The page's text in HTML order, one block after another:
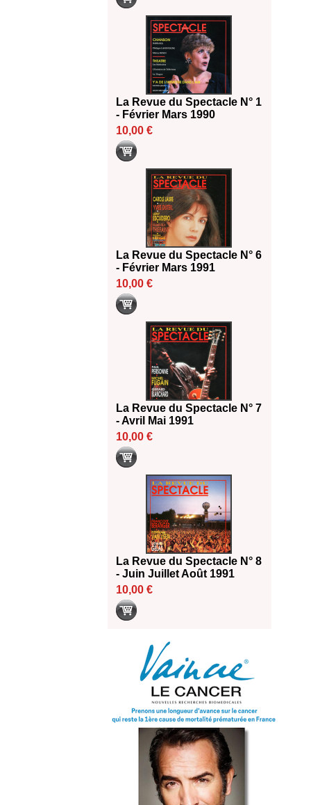
La Revue du Spectacle N° 1
- Février Mars 1990
10,00 €
La Revue du Spectacle N° 6
- Février Mars 1991
10,00 €
La Revue du Spectacle N° 7
- Avril Mai 1991
10,00 €
La Revue du Spectacle N° 8
- Juin Juillet Août 1991
10,00 €